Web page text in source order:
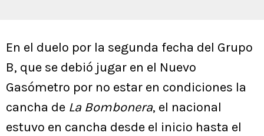
En el duelo por la segunda fecha del Grupo
B, que se debió jugar en el Nuevo
Gasómetro por no estar en condiciones la
cancha de La Bombonera, el nacional
estuvo en cancha desde el inicio hasta el